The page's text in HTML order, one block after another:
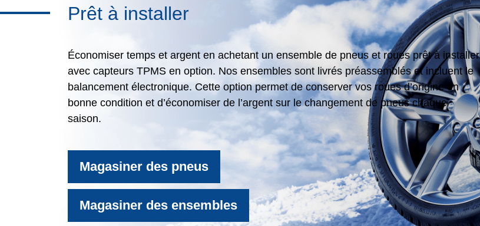
Prêt à installer
Économiser temps et argent en achetant un ensemble de pneus et roues prêt à installer
avec capteurs TPMS en option. Nos ensembles sont livrés préassemblés et incluent le
balancement électronique. Cette option permet de conserver vos roues d’origine en
bonne condition et d’économiser de l’argent sur le changement de pneus chaque
saison.
Magasiner des pneus
Magasiner des ensembles